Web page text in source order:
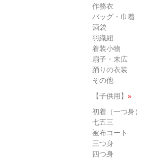
作務衣
バッグ・巾着
酒袋
羽織紐
着装小物
扇子・末広
踊りの衣装
その他
【子供用】 »
初着（一つ身）
七五三
被布コート
三つ身
四つ身